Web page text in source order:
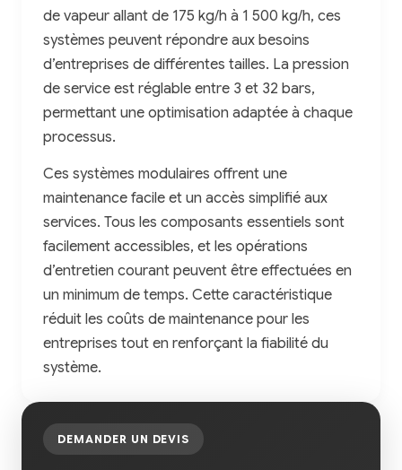
de vapeur allant de 175 kg/h à 1 500 kg/h, ces
systèmes peuvent répondre aux besoins
d’entreprises de différentes tailles. La pression
de service est réglable entre 3 et 32 bars,
permettant une optimisation adaptée à chaque
processus.
Ces systèmes modulaires offrent une
maintenance facile et un accès simplifié aux
services. Tous les composants essentiels sont
facilement accessibles, et les opérations
d’entretien courant peuvent être effectuées en
un minimum de temps. Cette caractéristique
réduit les coûts de maintenance pour les
entreprises tout en renforçant la fiabilité du
système.
DEMANDER UN DEVIS